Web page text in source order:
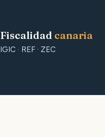
Fiscalidad canaria
IGIC · REF · ZEC